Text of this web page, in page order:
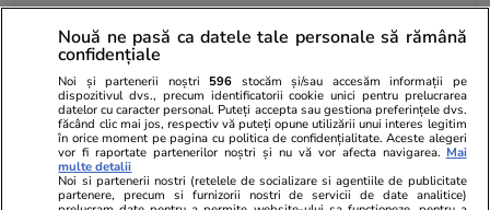
Auto 14:12
Amendă de 350 de euro și 30 de zile fără
permis pentru șoferii care își lasă mașinile la
ralanti dacă staționează în tunelurile din
Grecia
Lifestyle 14:05
Nouă ne pasă ca datele tale personale să rămână
confidențiale
Noi și partenerii noștri 596 stocăm și/sau accesăm informații pe
dispozitivul dvs., precum identificatorii cookie unici pentru prelucrarea
datelor cu caracter personal. Puteți accepta sau gestiona preferințele dvs.
făcând clic mai jos, respectiv vă puteți opune utilizării unui interes legitim
în orice moment pe pagina cu politica de confidențialitate. Aceste alegeri
vor fi raportate partenerilor noștri și nu vă vor afecta navigarea. Mai
multe detalii
Noi si partenerii nostri (retelele de socializare si agentiile de publicitate
partenere, precum si furnizorii nostri de servicii de date analitice)